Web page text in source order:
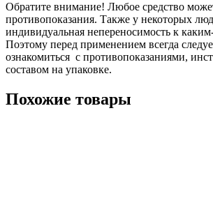
Обратите внимание! Любое средство
противопоказания. Также у некоторых
индивидуальная непереносимость к
Поэтому перед применением всегда
ознакомиться с противопоказаниями,
составом на упаковке.
Похожие товары